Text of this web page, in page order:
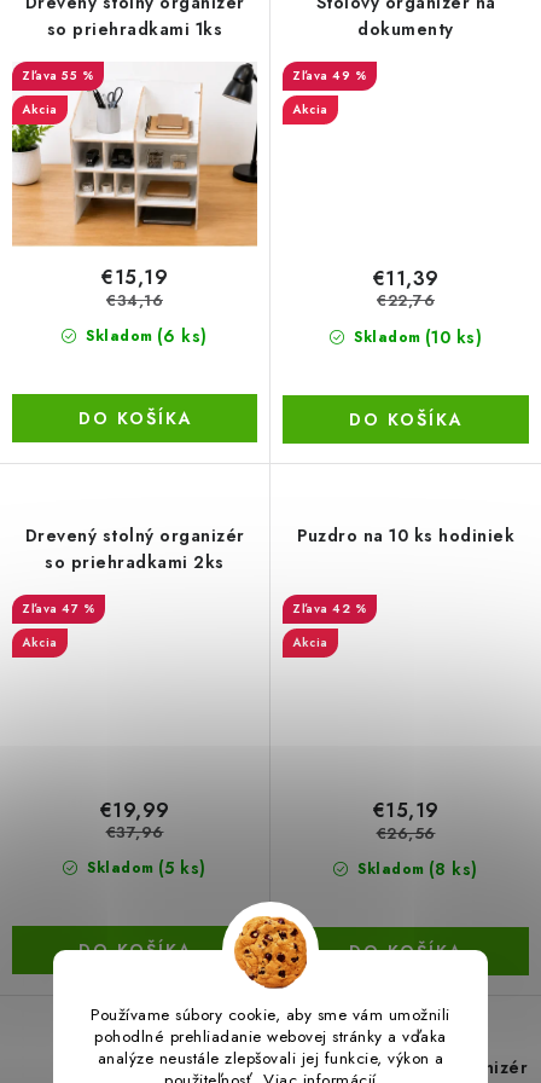
Používame súbory cookie, aby sme vám umožnili
pohodlné prehliadanie webovej stránky a vďaka
analýze neustále zlepšovali jej funkcie, výkon a
LacnoBlog
Kontakty, O nás
Dopravné a Platby
Vratky a Reklamácie
Obchodné podmienky
Ochrana osobných údajov
Reklamačný poriadok
Ako odstúpiť od kúpnej zmluvy
so priehradkami 1ks
55 %
Akcia
Skladom (6 ks)
€15,19
€34,16
DO KOŠÍKA
dokumenty
49 %
Akcia
Skladom (10 ks)
€11,39
€22,76
DO KOŠÍKA
Drevený stolný organizér
so priehradkami 2ks
47 %
Akcia
Skladom (5 ks)
€19,99
€37,96
DO KOŠÍKA
Puzdro na 10 ks hodiniek
42 %
Akcia
Skladom (8 ks)
€15,19
€26,56
DO KOŠÍKA
Drôtené košíky do
Prenosný závesný organizér